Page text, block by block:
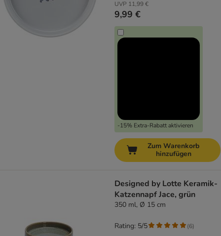
UVP 11,99 €
9,99 €
-15% Extra-Rabatt aktivieren
Zum Warenkorb
hinzufügen
Designed by Lotte Keramik-
Katzennapf Jace, grün
350 ml, Ø 15 cm
Rating: 5/5 (6)